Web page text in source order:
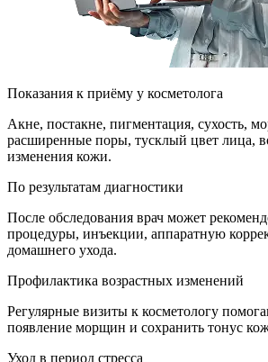
Показания к приёму у косметолога
Акне, постакне, пигментация, сухость,
расширенные поры, тусклый цвет лица,
изменения кожи.
По результатам диагностики
После обследования врач может
процедуры, инъекции, аппаратную
домашнего ухода.
Профилактика возрастных изменений
Регулярные визиты к косметологу
появление морщин и сохранить тонус
Уход в период стресса